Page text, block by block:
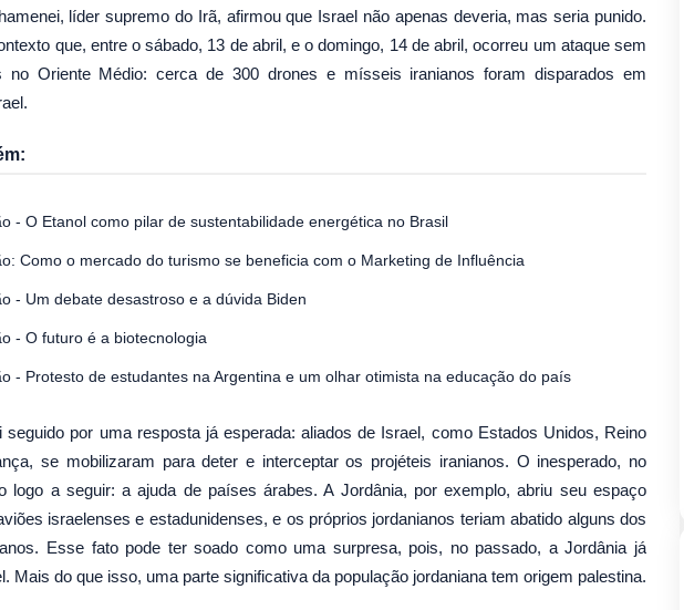
líder supremo do Irã, afirmou que Israel não apenas deveria, mas seria punido.
que, entre o sábado, 13 de abril, e o domingo, 14 de abril, ocorreu um ataque sem
no Oriente Médio: cerca de 300 drones e mísseis iranianos foram disparados em
- O Etanol como pilar de sustentabilidade energética no Brasil
Como o mercado do turismo se beneficia com o Marketing de Influência
- Um debate desastroso e a dúvida Biden
- O futuro é a biotecnologia
- Protesto de estudantes na Argentina e um olhar otimista na educação do país
seguido por uma resposta já esperada: aliados de Israel, como Estados Unidos, Reino
se mobilizaram para deter e interceptar os projéteis iranianos. O inesperado, no
logo a seguir: a ajuda de países árabes. A Jordânia, por exemplo, abriu seu espaço
israelenses e estadunidenses, e os próprios jordanianos teriam abatido alguns dos
Esse fato pode ter soado como uma surpresa, pois, no passado, a Jordânia já
Mais do que isso, uma parte significativa da população jordaniana tem origem palestina.